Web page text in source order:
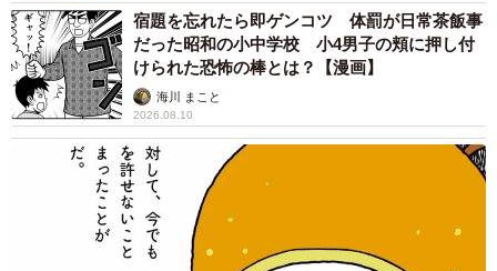
宿題を忘れたら即ゲンコツ 体罰が日常茶飯事
だった昭和の小中学校 小4男子の頬に押し付
けられた恐怖の棒とは？【漫画】
海川 まこと
2026.08.10